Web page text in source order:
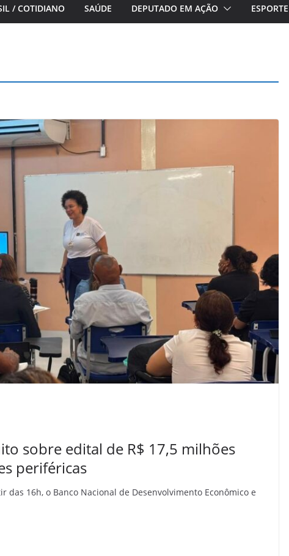
/ COTIDIANO SAÚDE DEPUTADO EM AÇÃO ESPORTE
sobre edital de R$ 17,5 milhões
periféricas
16h, o Banco Nacional de Desenvolvimento Econômico e